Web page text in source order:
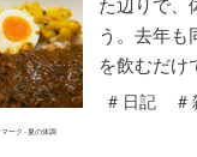
た辺りで、
う。去年も
を飲むだけ
# 日記 #